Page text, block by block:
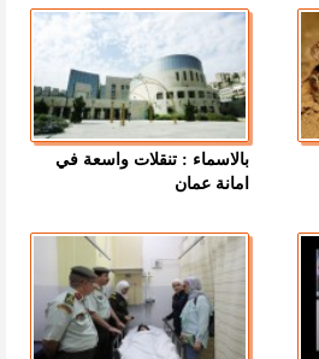
بالاسماء : تنقلات واسعة في
امانة عمان